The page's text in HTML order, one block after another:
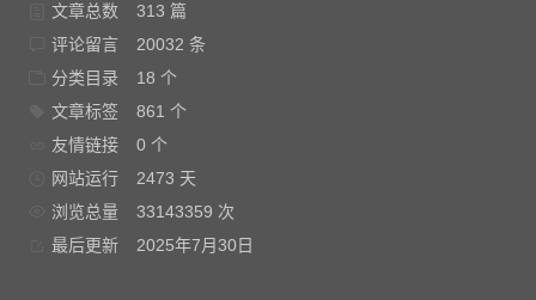
文章总数
313 篇
评论留言
20032 条
分类目录
18 个
文章标签
861 个
友情链接
0 个
网站运行
2473 天
浏览总量
33143359 次
最后更新
2025年7月30日